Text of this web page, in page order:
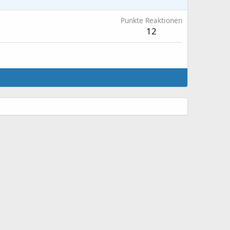
Punkte Reaktionen
12